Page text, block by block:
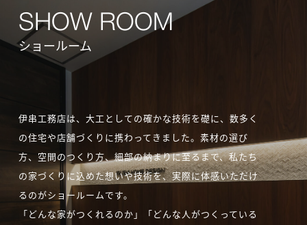
ショールーム
伊串工務店は、大工としての確かな技術を礎に、数多く
の住宅や店舗づくりに携わってきました。素材の選び
方、空間のつくり方、細部の納まりに至るまで、私たち
の家づくりに込めた想いや技術を、実際に体感いただけ
るのがショールームです。
「どんな家がつくれるのか」「どんな人がつくっている